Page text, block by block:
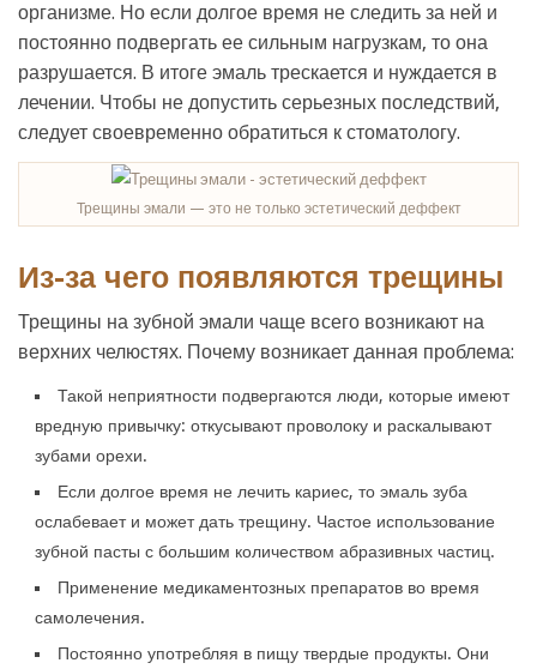
организме. Но если долгое время не следить за ней и
постоянно подвергать ее сильным нагрузкам, то она
разрушается. В итоге эмаль трескается и нуждается в
лечении. Чтобы не допустить серьезных последствий,
следует своевременно обратиться к стоматологу.
Трещины эмали — это не только эстетический деффект
Из-за чего появляются трещины
Трещины на зубной эмали чаще всего возникают на
верхних челюстях. Почему возникает данная проблема:
Такой неприятности подвергаются люди, которые имеют
вредную привычку: откусывают проволоку и раскалывают
зубами орехи.
Если долгое время не лечить кариес, то эмаль зуба
ослабевает и может дать трещину. Частое использование
зубной пасты с большим количеством абразивных частиц.
Применение медикаментозных препаратов во время
самолечения.
Постоянно употребляя в пищу твердые продукты. Они